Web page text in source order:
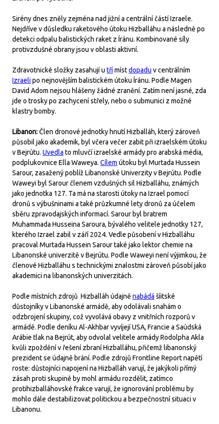
Sirény dnes zněly zejména nad jižní a centrální částí Izraele.
Nejdříve v důsledku raketového útoku Hizballáhu a následně po
detekci odpalu balistických raket z Íránu. Kombinované síly
protivzdušné obrany jsou v oblasti aktivní.
Zdravotnické složky zasahují u třímístdopadu v centrálním
Izraelipo nejnovějším balistickém útoku Íránu. Podle Magen
David Adom nejsou hlášeny žádné zranění. Zatím není jasné, zda
jde o trosky po zachycení střely, nebo o submunici z možné
klastry bomby.
Libanon:Člen dronové jednotky hnutí Hizballáh, který zároveň
působil jako akademik, byl včera večer zabit při izraelském útoku
v Bejrútu. Uvedla to mluvčí izraelské armády pro arabská média,
podplukovnice Ella Waweya. Cílem útoku byl Murtada Hussein
Sarour, zasažený poblíž Libanonské Univerzity v Bejrútu. Podle
Waweyi byl Sarour členem vzdušných sil Hizballáhu, známých
jako jednotka 127. Ta má na starosti útoky na Izrael pomocí
dronů s výbušninami a také průzkumné lety dronů za účelem
sběru zpravodajských informací. Sarour byl bratrem
Muhammada Husseina Saroura, bývalého velitele jednotky 127,
kterého Izrael zabil v září 2024. Vedle působení v Hizballáhu
pracoval Murtada Hussein Sarour také jako lektor chemie na
Libanonské univerzitě v Bejrútu. Podle Waweyi není výjimkou, že
členové Hizballáhu s technickými znalostmi zároveň působí jako
akademici na libanonských univerzitách.
Podle místních zdrojů Hizballáh údajně nabádá šíitské
důstojníky v Libanonské armádě, aby odolávali snahám o
odzbrojení skupiny, což vyvolává obavy z vnitřních rozporů v
armádě. Podle deníku Al-Akhbar vyvíjejí USA, Francie a Saúdská
Arábie tlak na Bejrút, aby odvolal velitele armády Rodolpha Akla
kvůli zpoždění v řešení zbraní Hizballáhu, přičemž libanonský
prezident se údajně brání. Podle zdrojů Frontline Report napětí
roste: důstojníci napojení na Hizballáh varují, že jakýkoli přímý
zásah proti skupině by mohl armádu rozdělit, zatímco
protihizballáhovské frakce varují, že ignorování problému by
mohlo dále destabilizovat politickou a bezpečnostní situaci v
Libanonu.